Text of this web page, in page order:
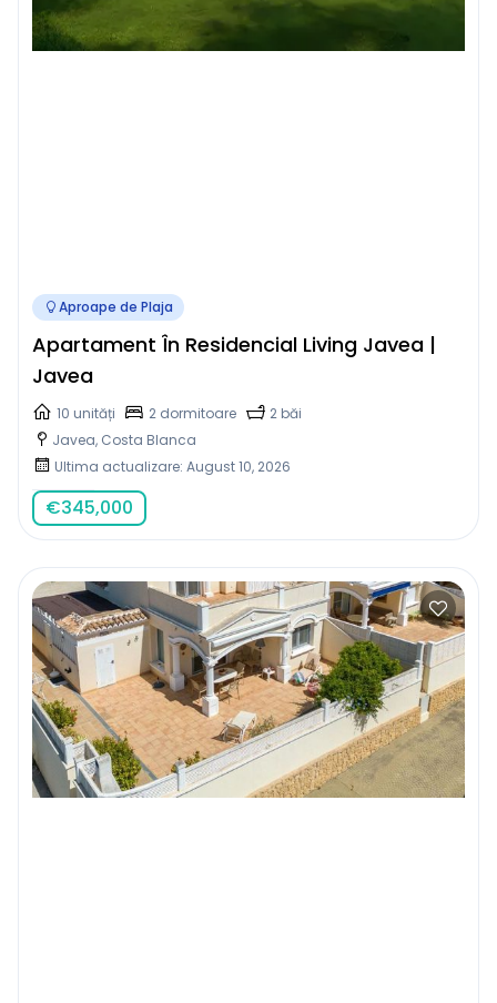
Aproape de Plaja
Apartament În Residencial Living Javea |
Javea
10 unități 2 dormitoare
2 băi
Javea, Costa Blanca
Ultima actualizare: August 10, 2026
€345,000